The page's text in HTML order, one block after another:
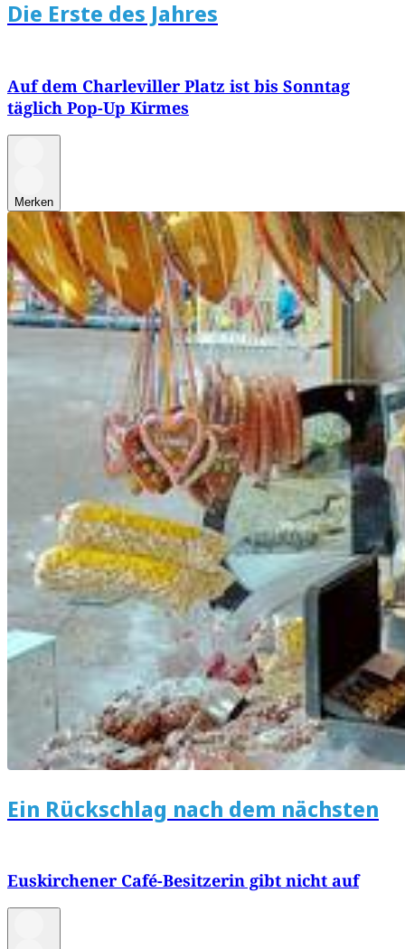
Die Erste des Jahres
Auf dem Charleviller Platz ist bis Sonntag
täglich Pop-Up Kirmes
Merken
Ein Rückschlag nach dem nächsten
Euskirchener Café-Besitzerin gibt nicht auf